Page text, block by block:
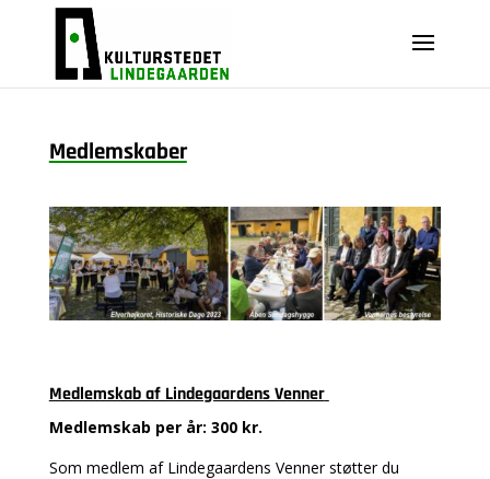
Medlemskaber
Medlemskab af Lindegaardens Venner
Medlemskab per år: 300 kr.
Som medlem af Lindegaardens Venner støtter du